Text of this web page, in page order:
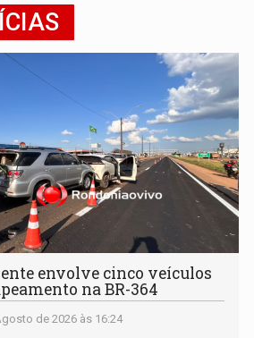
envolve cinco veículos
na BR-364
de 2026 às 16:24